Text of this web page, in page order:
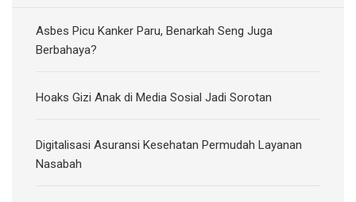
Asbes Picu Kanker Paru, Benarkah Seng Juga
Berbahaya?
Hoaks Gizi Anak di Media Sosial Jadi Sorotan
Digitalisasi Asuransi Kesehatan Permudah Layanan
Nasabah